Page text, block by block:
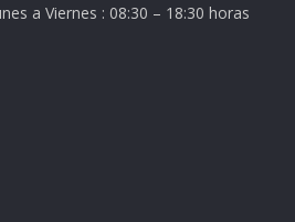
a Viernes : 08:30 – 18:30 horas